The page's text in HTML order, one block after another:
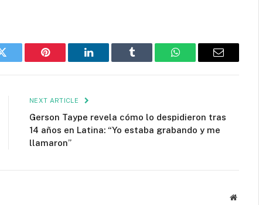
Twitter Pinterest LinkedIn Tumblr WhatsAppEmail
NEXT ARTICLE
Gerson Taype revela cómo lo despidieron tras
14 años en Latina: “Yo estaba grabando y me
llamaron”
Website